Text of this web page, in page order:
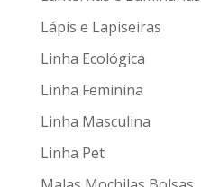
Lápis e Lapiseiras
Linha Ecológica
Linha Feminina
Linha Masculina
Linha Pet